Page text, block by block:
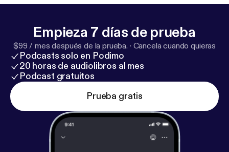
Empieza 7 días de prueba
$99 / mes después de la prueba. · Cancela cuando quieras
Podcasts solo en Podimo
20 horas de audiolibros al mes
Podcast gratuitos
Prueba gratis